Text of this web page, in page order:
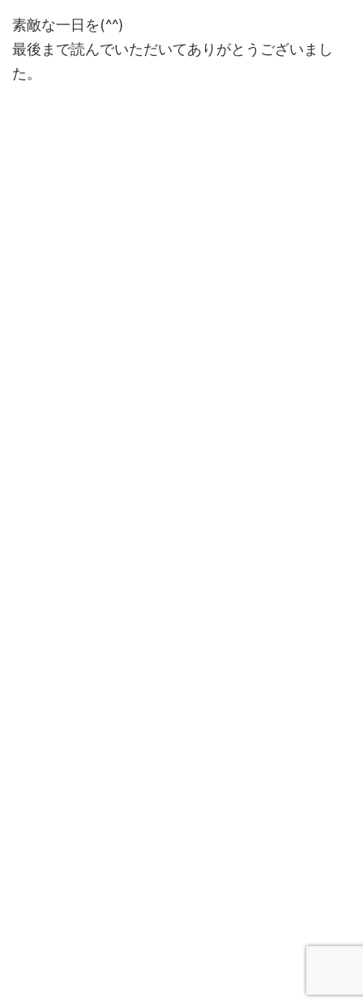
素敵な一日を(^^)
最後まで読んでいただいてありがとうございまし
た。